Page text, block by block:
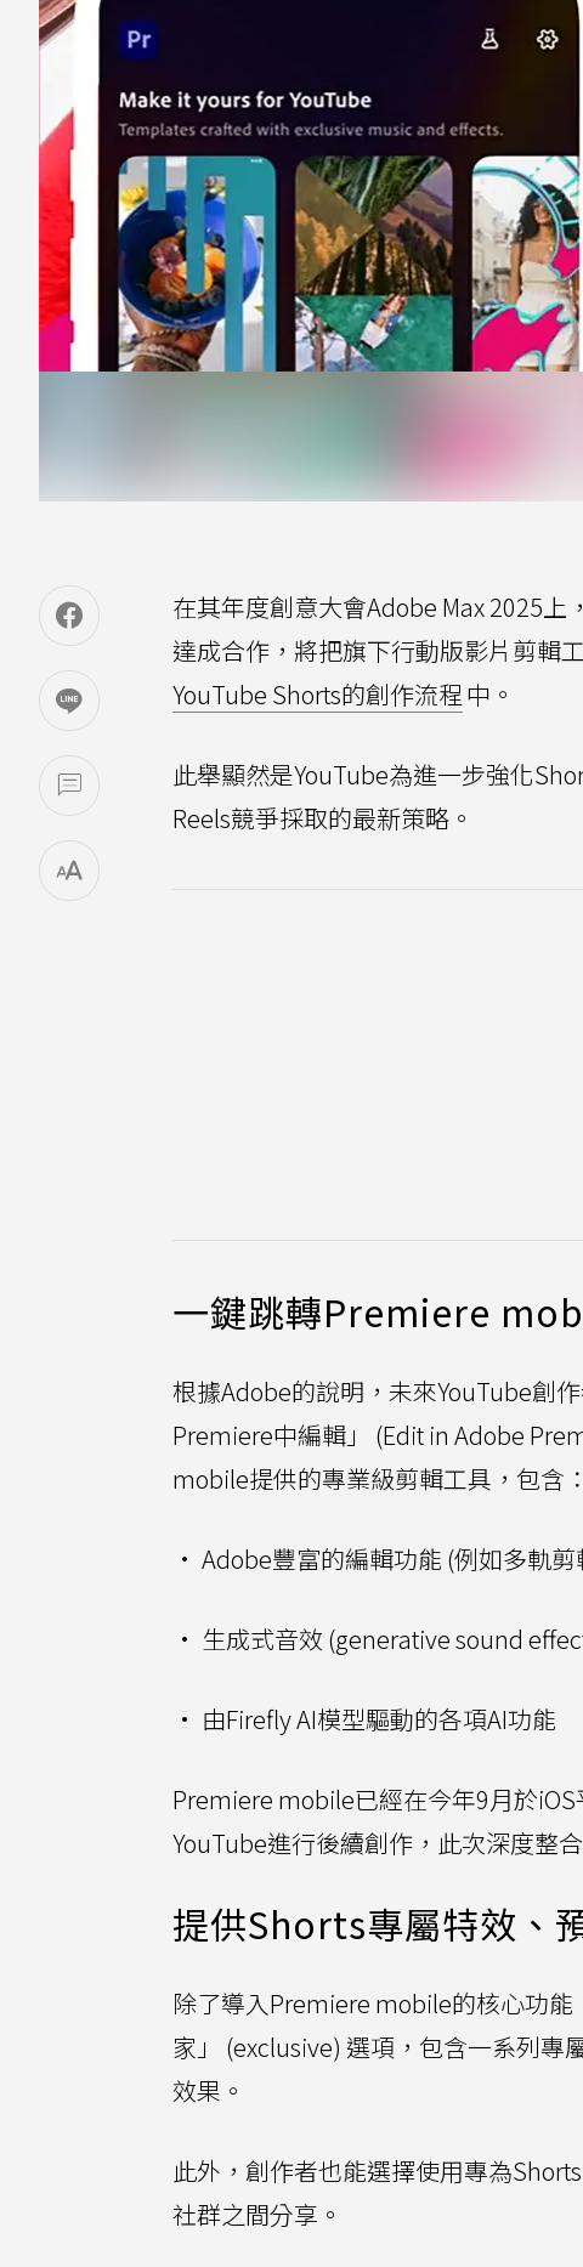
在其年度創意大會Adobe Max 2025
達成合作，將把旗下行動版影片剪輯
YouTube Shorts的創作流程中。
此舉顯然是YouTube為進一步強化
Reels競爭採取的最新策略。
一鍵跳轉Premiere
根據Adobe的說明，未來YouTube創
Premiere中編輯」 (Edit in Adobe
mobile提供的專業級剪輯工具，包含：
• Adobe豐富的編輯功能 (例如多軌
• 生成式音效 (generative sound
• 由Firefly AI模型驅動的各項AI功能
Premiere mobile已經在今年9月於
YouTube進行後續創作，此次深度整
提供Shorts專屬特效、
除了導入Premiere mobile的核心功
家」 (exclusive) 選項，包含一系列專
效果。
此外，創作者也能選擇使用專為
社群之間分享。